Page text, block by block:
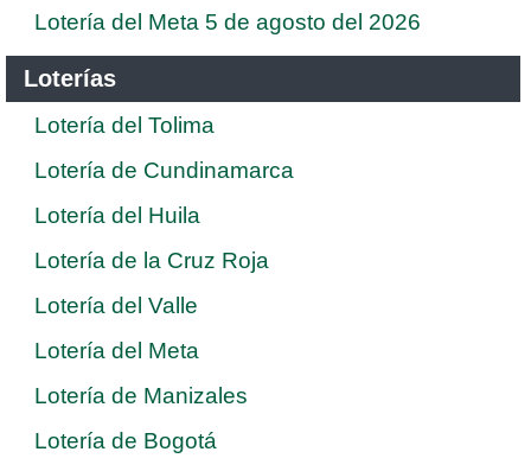
Lotería del Meta 5 de agosto del 2026
Loterías
Lotería del Tolima
Lotería de Cundinamarca
Lotería del Huila
Lotería de la Cruz Roja
Lotería del Valle
Lotería del Meta
Lotería de Manizales
Lotería de Bogotá